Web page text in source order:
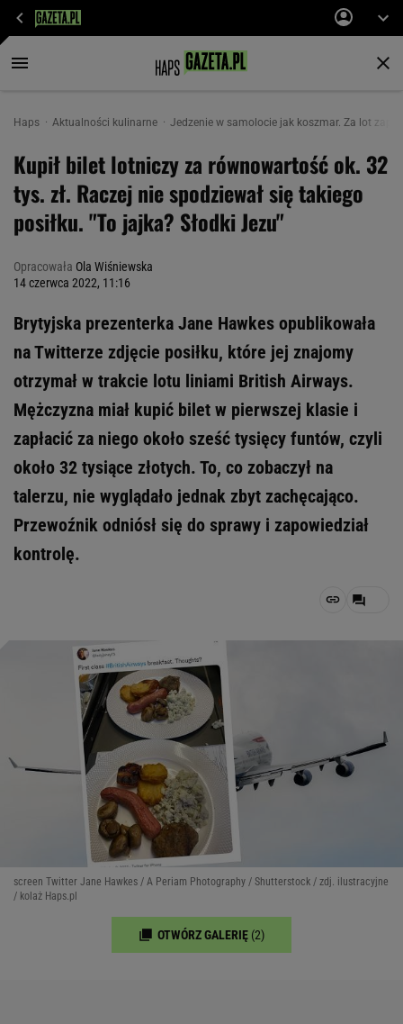
Haps Aktualności kulinarne Jedzenie w samolocie jak koszmar. Za lot
Kupił bilet lotniczy za równowartość ok. 32
tys. zł. Raczej nie spodziewał się takiego
posiłku. "To jajka? Słodki Jezu"
Opracowała Ola Wiśniewska
14 czerwca 2022, 11:16
Brytyjska prezenterka Jane Hawkes opublikowała
na Twitterze zdjęcie posiłku, które jej znajomy
otrzymał w trakcie lotu liniami British Airways.
Mężczyzna miał kupić bilet w pierwszej klasie i
zapłacić za niego około sześć tysięcy funtów, czyli
około 32 tysiące złotych. To, co zobaczył na
talerzu, nie wyglądało jednak zbyt zachęcająco.
Przewoźnik odniósł się do sprawy i zapowiedział
kontrolę.
screen Twitter Jane Hawkes / A Periam Photography / Shutterstock / zdj. ilustracyjne
/ kolaż Haps.pl
OTWÓRZ GALERIĘ (2)